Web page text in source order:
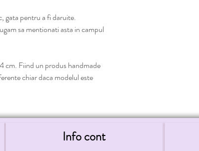
gata pentru a fi daruite.
sa mentionati asta in campul
cm. Fiind un produs handmade
chiar daca modelul este
Info cont